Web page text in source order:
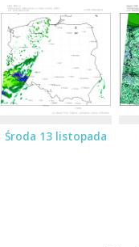
Środa 13 listopada